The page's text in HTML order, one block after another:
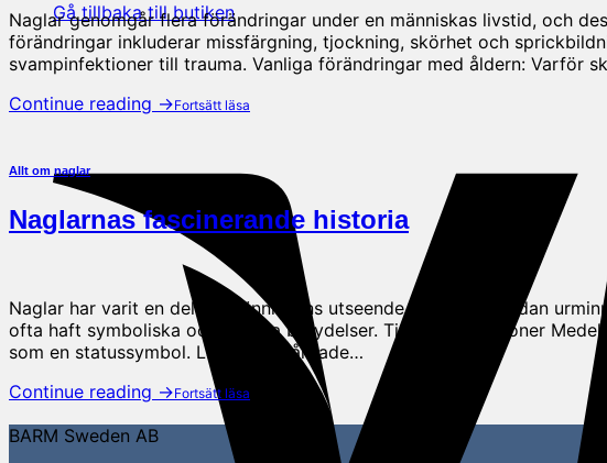
Gå tillbaka till butiken
Naglar genomgår flera förändringar under en människas livstid, och
förändringar inkluderar missfärgning, tjockning, skörhet och
svampinfektioner till trauma. Vanliga förändringar med åldern: Varför
Continue reading →
Allt om naglar
Naglarnas fascinerande historia
Naglar har varit en del av människans utseende och kultur sedan
ofta haft symboliska och sociala betydelser. Tidiga civilisationer
som en statussymbol. Långa, välvårdade…
Continue reading →
BARM Sweden AB